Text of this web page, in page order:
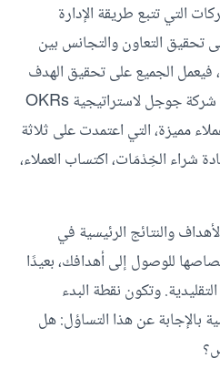
التي تتبع طريقة الإدارة
تحقيق التعاون والتجانس بين
فيعمل الجميع على تحقيق الهدف
الرئيس. مثال على ذلك، تطبيق شركة جوجل لاستراتيجية OKRs
مميزة، التي اعتمدت على ثلاثة
شراء الخِدْمَات، اكتساب العملاء،
والنتائج الرئيسية في
للوصول إلى أهدافك، بعيدًا
وتكون نقطة البدء
بالإجابة عن هذا التساؤل: هل